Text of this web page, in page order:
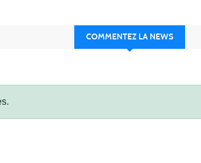
COMMENTEZ LA NEWS